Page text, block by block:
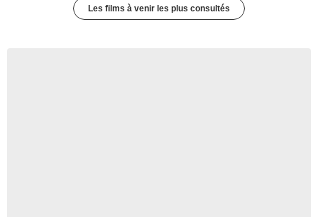
Les films à venir les plus consultés